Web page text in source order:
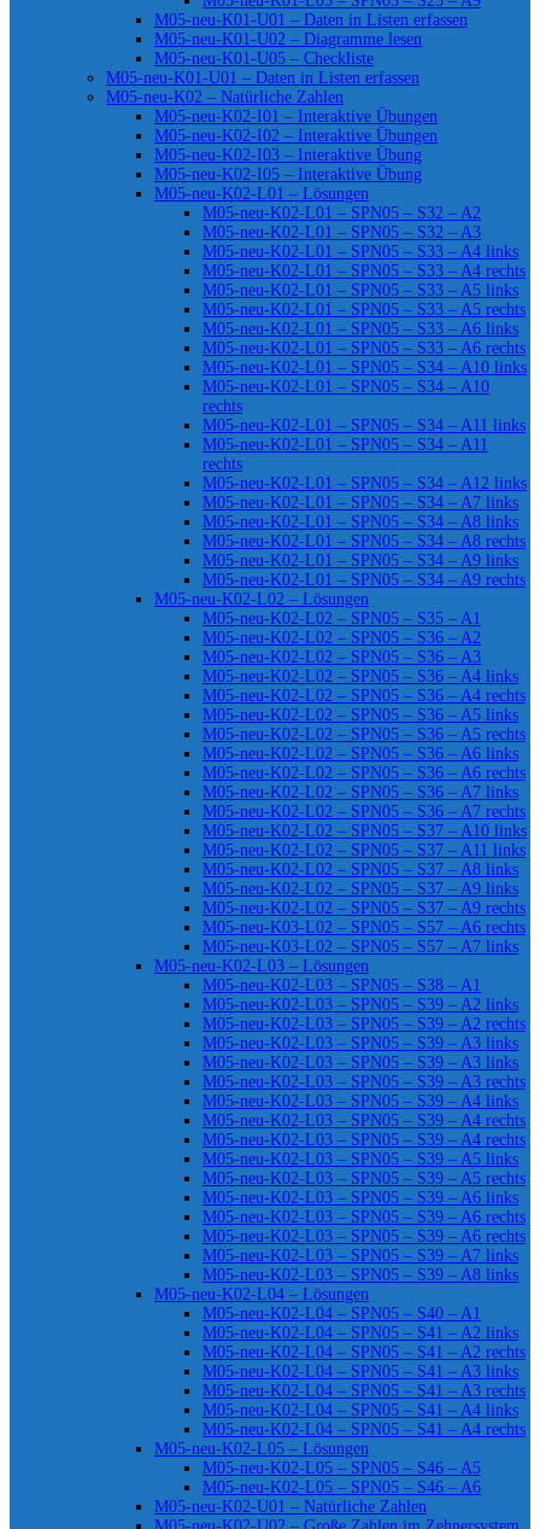
M05-neu-K01-U01 – Daten in Listen erfassen
M05-neu-K01-U02 – Diagramme lesen
M05-neu-K01-U05 – Checkliste
M05-neu-K01-U01 – Daten in Listen erfassen
M05-neu-K02 – Natürliche Zahlen
M05-neu-K02-I01 – Interaktive Übungen
M05-neu-K02-I02 – Interaktive Übungen
M05-neu-K02-I03 – Interaktive Übung
M05-neu-K02-I05 – Interaktive Übung
M05-neu-K02-L01 – Lösungen
M05-neu-K02-L01 – SPN05 – S32 – A2
M05-neu-K02-L01 – SPN05 – S32 – A3
M05-neu-K02-L01 – SPN05 – S33 – A4 links
M05-neu-K02-L01 – SPN05 – S33 – A4 rechts
M05-neu-K02-L01 – SPN05 – S33 – A5 links
M05-neu-K02-L01 – SPN05 – S33 – A5 rechts
M05-neu-K02-L01 – SPN05 – S33 – A6 links
M05-neu-K02-L01 – SPN05 – S33 – A6 rechts
M05-neu-K02-L01 – SPN05 – S34 – A10 links
M05-neu-K02-L01 – SPN05 – S34 – A10
rechts
M05-neu-K02-L01 – SPN05 – S34 – A11 links
M05-neu-K02-L01 – SPN05 – S34 – A11
rechts
M05-neu-K02-L01 – SPN05 – S34 – A12 links
M05-neu-K02-L01 – SPN05 – S34 – A7 links
M05-neu-K02-L01 – SPN05 – S34 – A8 links
M05-neu-K02-L01 – SPN05 – S34 – A8 rechts
M05-neu-K02-L01 – SPN05 – S34 – A9 links
M05-neu-K02-L01 – SPN05 – S34 – A9 rechts
M05-neu-K02-L02 – Lösungen
M05-neu-K02-L02 – SPN05 – S35 – A1
M05-neu-K02-L02 – SPN05 – S36 – A2
M05-neu-K02-L02 – SPN05 – S36 – A3
M05-neu-K02-L02 – SPN05 – S36 – A4 links
M05-neu-K02-L02 – SPN05 – S36 – A4 rechts
M05-neu-K02-L02 – SPN05 – S36 – A5 links
M05-neu-K02-L02 – SPN05 – S36 – A5 rechts
M05-neu-K02-L02 – SPN05 – S36 – A6 links
M05-neu-K02-L02 – SPN05 – S36 – A6 rechts
M05-neu-K02-L02 – SPN05 – S36 – A7 links
M05-neu-K02-L02 – SPN05 – S36 – A7 rechts
M05-neu-K02-L02 – SPN05 – S37 – A10 links
M05-neu-K02-L02 – SPN05 – S37 – A11 links
M05-neu-K02-L02 – SPN05 – S37 – A8 links
M05-neu-K02-L02 – SPN05 – S37 – A9 links
M05-neu-K02-L02 – SPN05 – S37 – A9 rechts
M05-neu-K03-L02 – SPN05 – S57 – A6 rechts
M05-neu-K03-L02 – SPN05 – S57 – A7 links
M05-neu-K02-L03 – Lösungen
M05-neu-K02-L03 – SPN05 – S38 – A1
M05-neu-K02-L03 – SPN05 – S39 – A2 links
M05-neu-K02-L03 – SPN05 – S39 – A2 rechts
M05-neu-K02-L03 – SPN05 – S39 – A3 links
M05-neu-K02-L03 – SPN05 – S39 – A3 links
M05-neu-K02-L03 – SPN05 – S39 – A3 rechts
M05-neu-K02-L03 – SPN05 – S39 – A4 links
M05-neu-K02-L03 – SPN05 – S39 – A4 rechts
M05-neu-K02-L03 – SPN05 – S39 – A4 rechts
M05-neu-K02-L03 – SPN05 – S39 – A5 links
M05-neu-K02-L03 – SPN05 – S39 – A5 rechts
M05-neu-K02-L03 – SPN05 – S39 – A6 links
M05-neu-K02-L03 – SPN05 – S39 – A6 rechts
M05-neu-K02-L03 – SPN05 – S39 – A6 rechts
M05-neu-K02-L03 – SPN05 – S39 – A7 links
M05-neu-K02-L03 – SPN05 – S39 – A8 links
M05-neu-K02-L04 – Lösungen
M05-neu-K02-L04 – SPN05 – S40 – A1
M05-neu-K02-L04 – SPN05 – S41 – A2 links
M05-neu-K02-L04 – SPN05 – S41 – A2 rechts
M05-neu-K02-L04 – SPN05 – S41 – A3 links
M05-neu-K02-L04 – SPN05 – S41 – A3 rechts
M05-neu-K02-L04 – SPN05 – S41 – A4 links
M05-neu-K02-L04 – SPN05 – S41 – A4 rechts
M05-neu-K02-L05 – Lösungen
M05-neu-K02-L05 – SPN05 – S46 – A5
M05-neu-K02-L05 – SPN05 – S46 – A6
M05-neu-K02-U01 – Natürliche Zahlen